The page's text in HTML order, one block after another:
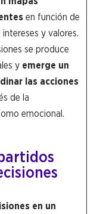
en función de
y valores.
se produce
y emerge un
las acciones
de la
emocional.
en un